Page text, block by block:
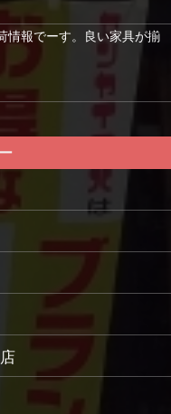
情報でーす。良い家具が揃